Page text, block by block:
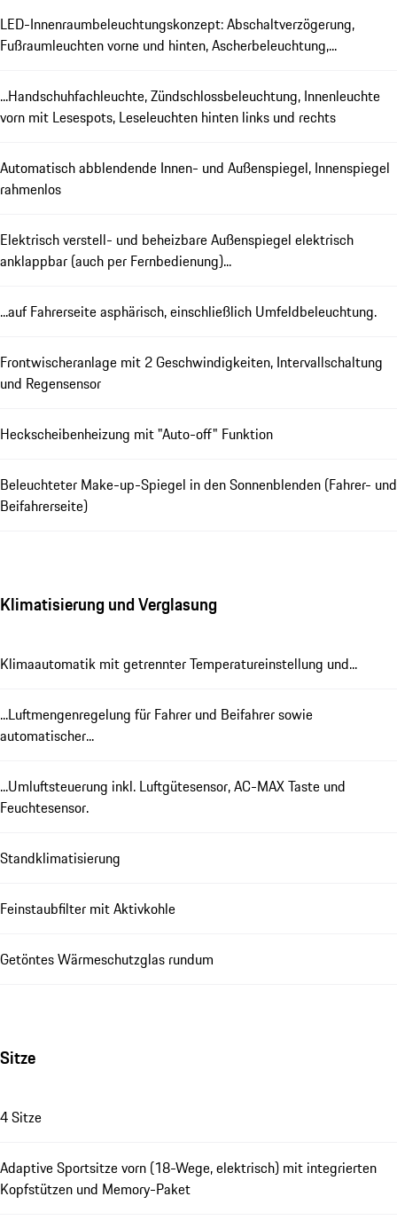
LED-Innenraumbeleuchtungskonzept: Abschaltverzögerung,
Fußraumleuchten vorne und hinten, Ascherbeleuchtung,...
...Handschuhfachleuchte, Zündschlossbeleuchtung, Innenleuchte
vorn mit Lesespots, Leseleuchten hinten links und rechts
Automatisch abblendende Innen- und Außenspiegel, Innenspiegel
rahmenlos
Elektrisch verstell- und beheizbare Außenspiegel elektrisch
anklappbar (auch per Fernbedienung)...
...auf Fahrerseite asphärisch, einschließlich Umfeldbeleuchtung.
Frontwischeranlage mit 2 Geschwindigkeiten, Intervallschaltung
und Regensensor
Heckscheibenheizung mit "Auto-off" Funktion
Beleuchteter Make-up-Spiegel in den Sonnenblenden (Fahrer- und
Beifahrerseite)
Klimatisierung und Verglasung
Klimaautomatik mit getrennter Temperatureinstellung und...
...Luftmengenregelung für Fahrer und Beifahrer sowie
automatischer...
...Umluftsteuerung inkl. Luftgütesensor, AC-MAX Taste und
Feuchtesensor.
Standklimatisierung
Feinstaubfilter mit Aktivkohle
Getöntes Wärmeschutzglas rundum
Sitze
4 Sitze
Adaptive Sportsitze vorn (18-Wege, elektrisch) mit integrierten
Kopfstützen und Memory-Paket